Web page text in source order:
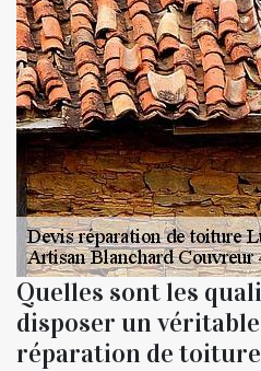
Quelles sont les
disposer un
réparation de